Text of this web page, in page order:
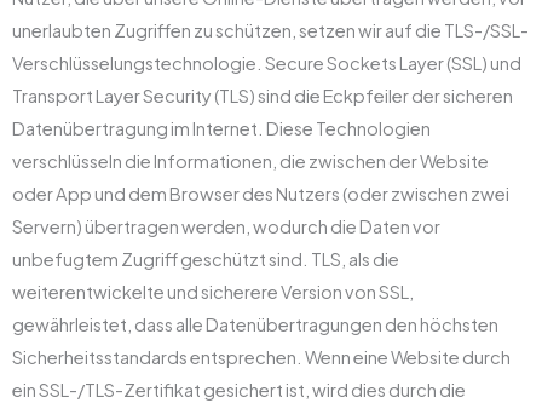
unerlaubten Zugriffen zu schützen, setzen wir auf die TLS-/SSL-
Verschlüsselungstechnologie. Secure Sockets Layer (SSL) und
Transport Layer Security (TLS) sind die Eckpfeiler der sicheren
Datenübertragung im Internet. Diese Technologien
verschlüsseln die Informationen, die zwischen der Website
oder App und dem Browser des Nutzers (oder zwischen zwei
Servern) übertragen werden, wodurch die Daten vor
unbefugtem Zugriff geschützt sind. TLS, als die
weiterentwickelte und sicherere Version von SSL,
gewährleistet, dass alle Datenübertragungen den höchsten
Sicherheitsstandards entsprechen. Wenn eine Website durch
ein SSL-/TLS-Zertifikat gesichert ist, wird dies durch die